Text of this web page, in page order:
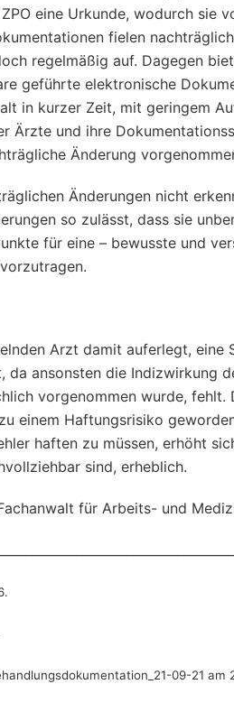
eine Urkunde, wodurch sie
fielen
regelmäßig auf. Dagegen
geführte elektronische
in kurzer Zeit, mit geringem
Ärzte und ihre
Änderung
Änderungen nicht
so zulässt, dass sie
für eine – bewusste und
Arzt damit auferlegt,
da ansonsten die Indizwirkung
vorgenommen wurde,
einem Haftungsrisiko
haften zu müssen, erhöht
sind, erheblich.
für Arbeits- und
09-21